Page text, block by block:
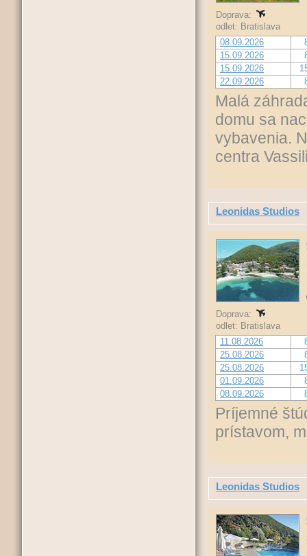
Doprava:
odlet: Bratislava
08.09.2026
15.09.2026
15.09.2026
22.09.2026
Malá
domu sa
vybavenia.
centra
Leonidas Studios
Doprava:
odlet: Bratislava
11.08.2026
25.08.2026
25.08.2026
01.09.2026
08.09.2026
Príjemné
prístavom,
Leonidas Studios